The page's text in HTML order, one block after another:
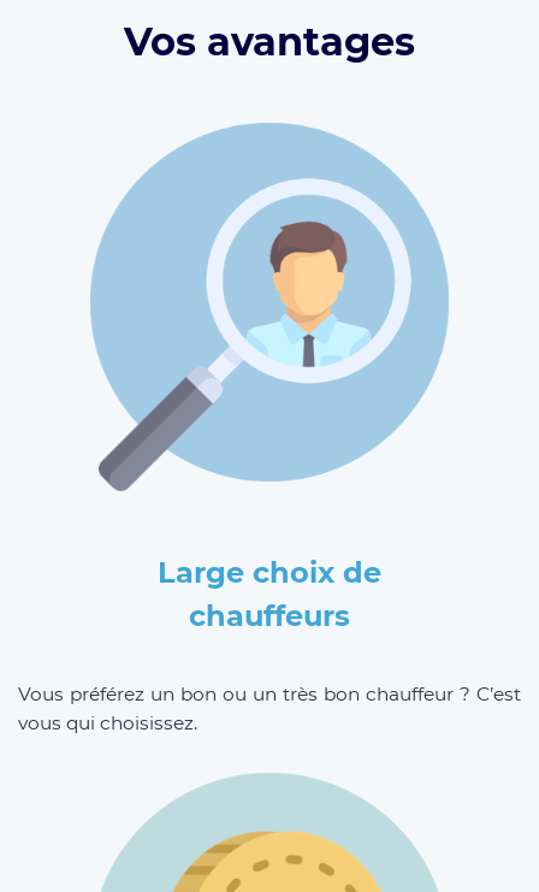
Vos avantages
Large choix de
chauffeurs
Vous préférez un bon ou un très bon chauffeur ? C’est
vous qui choisissez.